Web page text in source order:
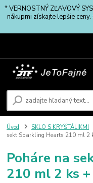
* VERNOSTNÝ ZĽAVOVÝ
nákupmi získajte lepšie
Úvod SKLO S KRYŠTÁLIKMI
sekt Sparkling Hearts 210 ml 2
Poháre na
210 ml 2 ks